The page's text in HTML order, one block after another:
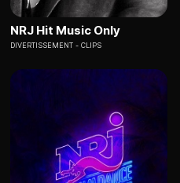
NRJ Hit Music Only
DIVERTISSEMENT CLIPS